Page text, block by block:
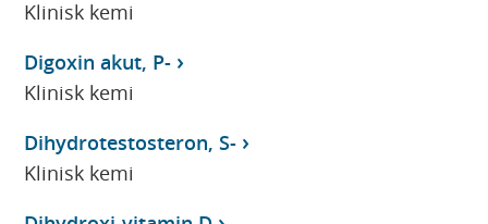
Klinisk kemi
Digoxin akut, P-
Klinisk kemi
Dihydrotestosteron, S-
Klinisk kemi